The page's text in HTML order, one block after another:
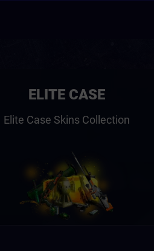
ELITE CASE
Elite Case Skins Collection